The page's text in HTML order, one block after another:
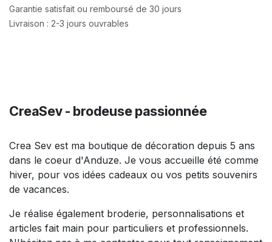
Garantie satisfait ou remboursé de 30 jours
Livraison : 2-3 jours ouvrables
CreaSev - brodeuse passionnée
Crea Sev est ma boutique de décoration depuis 5 ans
dans le coeur d'Anduze. Je vous accueille été comme
hiver, pour vos idées cadeaux ou vos petits souvenirs
de vacances.
Je réalise également broderie, personnalisations et
articles fait main pour particuliers et professionnels.